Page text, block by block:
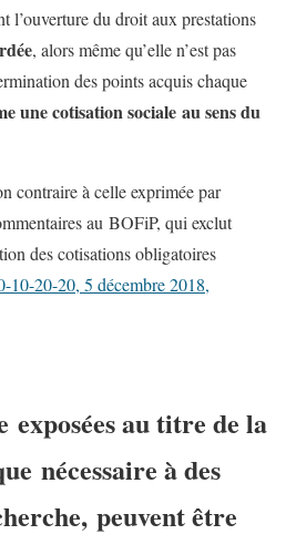
l’ouverture du droit aux prestations
, alors même qu’elle n’est pas
des points acquis chaque
une cotisation sociale au sens du
contraire à celle exprimée par
au BOFiP, qui exclut
des cotisations obligatoires
20-20, 5 décembre 2018,
au titre de la
nécessaire à des
peuvent être